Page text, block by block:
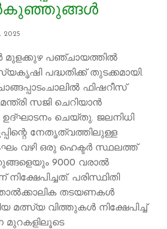
2025
മുളക്കുഴ പഞ്ചായത്തിൽ
പദ്ധതിക്ക് തുടക്കമായി.
ഫിഷറീസ്
സജി ചെറിയാൻ
ചെയ്തു. ജലനിധി
നേതൃത്വത്തിലുള്ള
വഴി ഒരു ഹെക്ടർ സ്ഥലത്ത്
9000 വരാൽ
പരിസ്ഥിതി
തടയണകൾ
മത്സ്യ വിത്തുകൾ നിക്ഷേപിച്ച്
മുറകളിലൂടെ